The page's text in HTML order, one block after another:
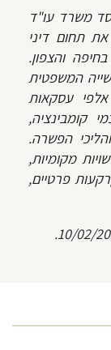
משרד עו"ד
תחום דיני
והצפון.
המשפטית
אלפי עסקאות
קומבינציה,
הפשרה.
מקומיות,
פרטיים,